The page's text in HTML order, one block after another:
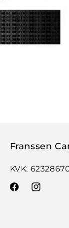
Franssen
KVK:
FacebookInstagram